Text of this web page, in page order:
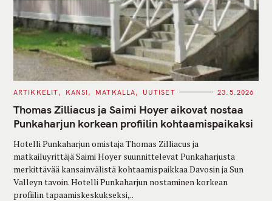
C
T
E
G
O
I
E
S
ARTIKKELIT KANSI MATKALLA UUTISET 23.5.2026
Thomas Zilliacus ja Saimi Hoyer aikovat nostaa
Punkaharjun korkean profiilin kohtaamispaikaksi
Hotelli Punkaharjun omistaja Thomas Zilliacus ja
matkailuyrittäjä Saimi Hoyer suunnittelevat Punkaharjusta
merkittävää kansainvälistä kohtaamispaikkaa Davosin ja Sun
Valleyn tavoin. Hotelli Punkaharjun nostaminen korkean
profiilin tapaamiskeskukseksi,..